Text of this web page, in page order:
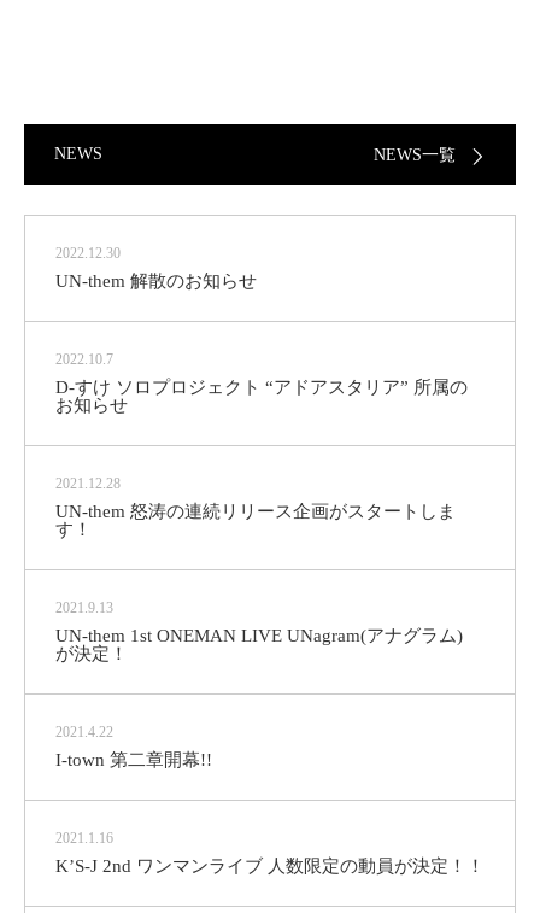
NEWS NEWS一覧
2022.12.30
UN-them 解散のお知らせ
2022.10.7
D-すけ ソロプロジェクト “アドアスタリア” 所属の
お知らせ
2021.12.28
UN-them 怒涛の連続リリース企画がスタートしま
す！
2021.9.13
UN-them 1st ONEMAN LIVE UNagram(アナグラム)
が決定！
2021.4.22
I-town 第二章開幕!!
2021.1.16
K’S-J 2nd ワンマンライブ 人数限定の動員が決定！！